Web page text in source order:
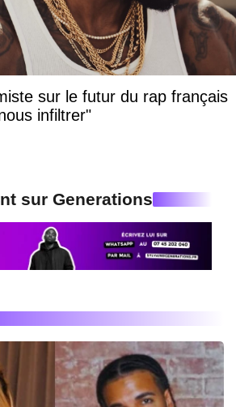
sur le futur du rap français
infiltrer"
sur Generations